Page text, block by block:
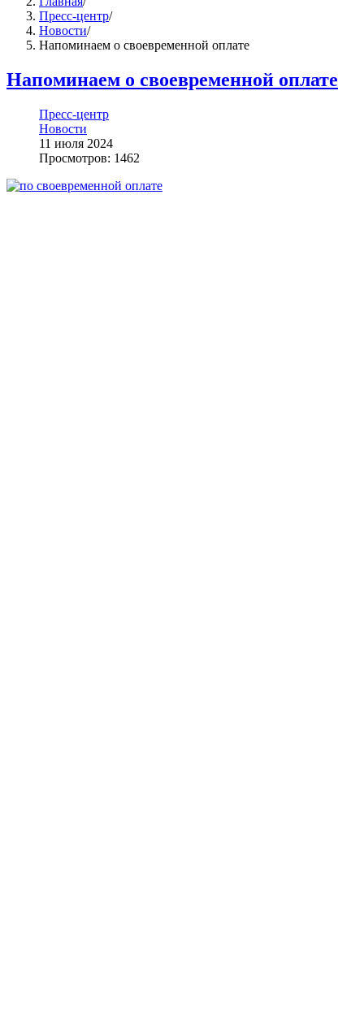
Пресс-центр/
Новости/
Напоминаем о своевременной оплате
Напоминаем о своевременной оплате
Пресс-центр
Новости
11 июля 2024
Просмотров: 1462